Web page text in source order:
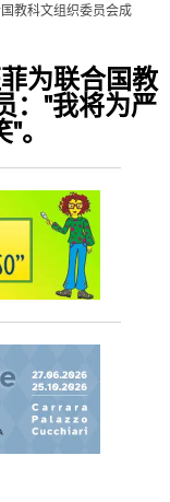
教科文组织委员会成
为联合国教
："我将为严
。